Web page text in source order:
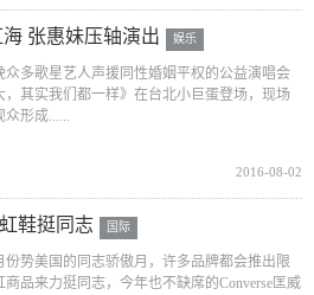
张惠妹压轴演出 娱乐
众多歌星艺人声援同性婚姻平权的公益演唱会
，其实我们都一样》在台北小巨蛋登场，现场
众形成......
2016-08-02
鞋挺同志 国际
份势美国的同志骄傲月，许多品牌都会推出限
商品来力挺同志，今年也不缺席的Converse匡威